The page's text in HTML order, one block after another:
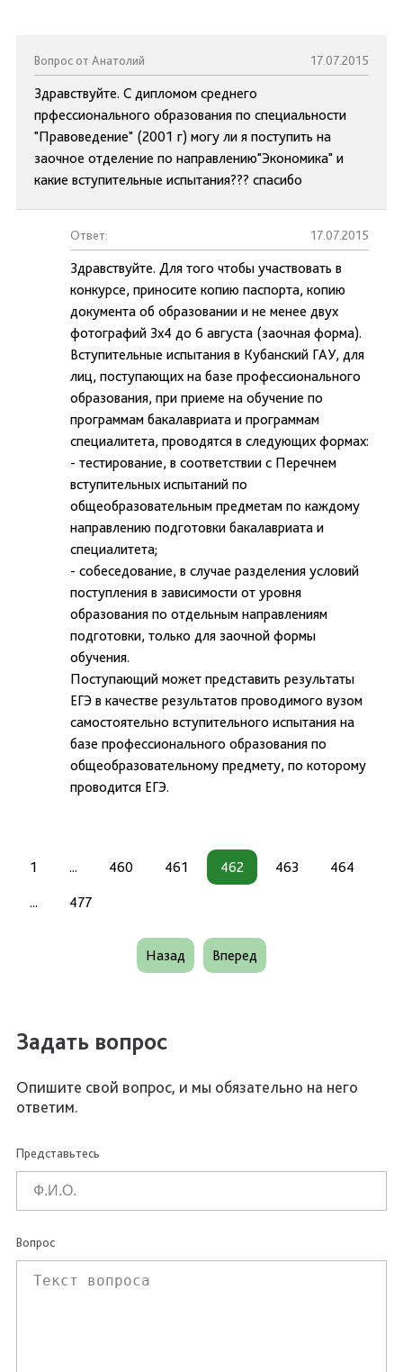
Вопрос от Анатолий 17.07.2015
Здравствуйте. С дипломом среднего
прфессионального образования по специальности
"Правоведение" (2001 г) могу ли я поступить на
заочное отделение по направлению"Экономика" и
какие вступительные испытания??? спасибо
Ответ: 17.07.2015
Здравствуйте. Для того чтобы участвовать в
конкурсе, приносите копию паспорта, копию
документа об образовании и не менее двух
фотографий 3х4 до 6 августа (заочная форма).
Вступительные испытания в Кубанский ГАУ, для
лиц, поступающих на базе профессионального
образования, при приеме на обучение по
программам бакалавриата и программам
специалитета, проводятся в следующих формах:
- тестирование, в соответствии с Перечнем
вступительных испытаний по
общеобразовательным предметам по каждому
направлению подготовки бакалавриата и
специалитета;
- собеседование, в случае разделения условий
поступления в зависимости от уровня
образования по отдельным направлениям
подготовки, только для заочной формы
обучения.
Поступающий может представить результаты
ЕГЭ в качестве результатов проводимого вузом
самостоятельно вступительного испытания на
базе профессионального образования по
общеобразовательному предмету, по которому
проводится ЕГЭ.
1 ... 460 461 462 463 464
... 477
Назад Вперед
Задать вопрос
Опишите свой вопрос, и мы обязательно на него
ответим.
Представьтесь
Вопрос